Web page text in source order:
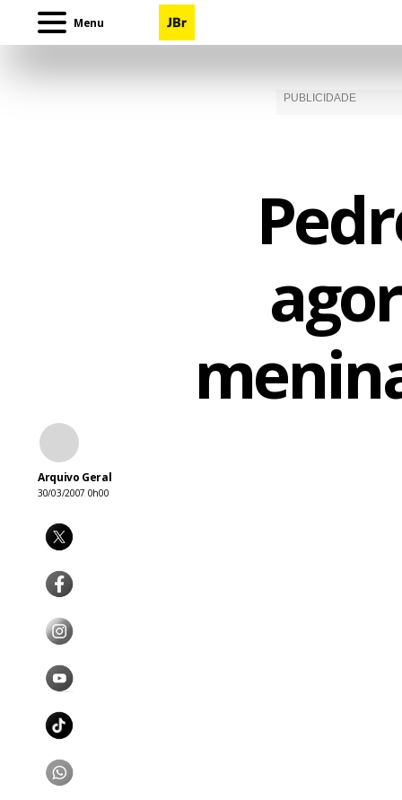
Menu
Arquivo Geral
30/03/2007 0h00